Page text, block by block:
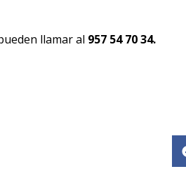
llamar al 957 54 70 34.